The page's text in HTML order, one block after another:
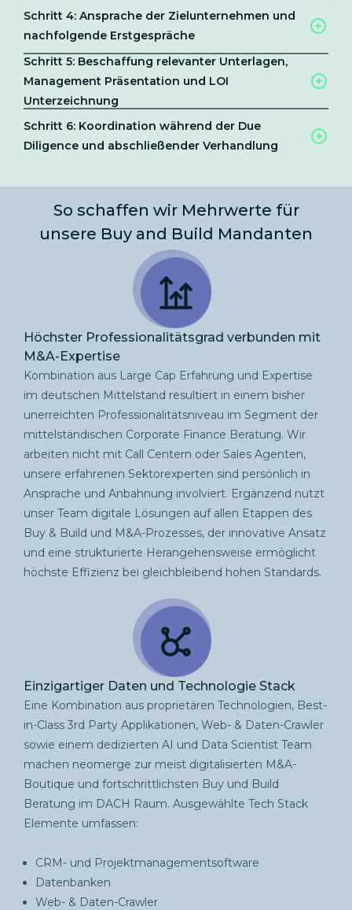
Schritt 4: Ansprache der Zielunternehmen und
nachfolgende Erstgespräche
Schritt 5: Beschaffung relevanter Unterlagen,
Management Präsentation und LOI
Unterzeichnung
Schritt 6: Koordination während der Due
Diligence und abschließender Verhandlung
So schaffen wir Mehrwerte für
unsere Buy and Build Mandanten
Höchster Professionalitätsgrad verbunden mit
M&A-Expertise
Kombination aus Large Cap Erfahrung und Expertise
im deutschen Mittelstand resultiert in einem bisher
unerreichten Professionalitätsniveau im Segment der
mittelständischen Corporate Finance Beratung. Wir
arbeiten nicht mit Call Centern oder Sales Agenten,
unsere erfahrenen Sektorexperten sind persönlich in
Ansprache und Anbahnung involviert. Ergänzend nutzt
unser Team digitale Lösungen auf allen Etappen des
Buy & Build und M&A-Prozesses, der innovative Ansatz
und eine strukturierte Herangehensweise ermöglicht
höchste Effizienz bei gleichbleibend hohen Standards.
Einzigartiger Daten und Technologie Stack
Eine Kombination aus proprietären Technologien, Best-
in-Class 3rd Party Applikationen, Web- & Daten-Crawler
sowie einem dedizierten AI und Data Scientist Team
machen neomerge zur meist digitalisierten M&A-
Boutique und fortschrittlichsten Buy und Build
Beratung im DACH Raum. Ausgewählte Tech Stack
Elemente umfassen:
CRM- und Projektmanagementsoftware
Datenbanken
Web- & Daten-Crawler